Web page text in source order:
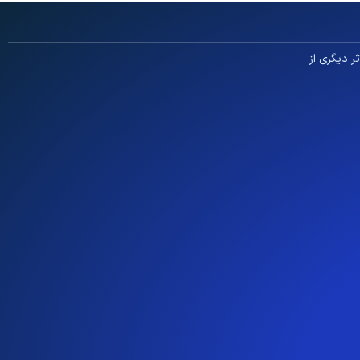
دیگری از